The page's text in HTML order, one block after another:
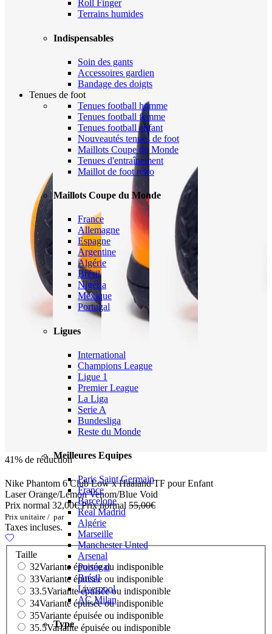
Roll Finger
Terrains humides
Indispensables
Soin des gants
Accessoires gardien
Bandage des doigts
Tenues de foot
Tenues football homme
Tenues football femme
Tenues football enfant
Nouveautés tenues de foot
Maillots Coupe du Monde
Tenues d'entraînement
Maillot de foot rétro
Maillots Coupe du Monde
France
Allemagne
Espagne
Argentine
Algérie
Brésil
Nigéria
Mexique
Portugal
Ligues
International
Champions League
Ligue 1
Premier League
La Liga
Serie A
Bundesliga
Reste du Monde
Meilleures Equipes
Paris Saint Germain
France
Barcelone
Real Madrid
Algérie
Marseille
Manchester Unted
Arsenal
Portugal
Brésil
Liverpool
AC Milan
Type
41% de réduction
Nike Phantom 6 Club Low x Haaland TF pour Enfant
Laser Orange/Lemon Venom/Blue Void
Prix normal 32,00€Prix normal 55,00€
Prix unitaire / par
Taxes incluses.
Taille
32Variante épuisée ou indisponible
33Variante épuisée ou indisponible
33.5Variante épuisée ou indisponible
34Variante épuisée ou indisponible
35Variante épuisée ou indisponible
35.5Variante épuisée ou indisponible